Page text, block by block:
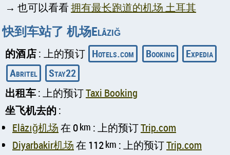
→ 也可以看看拥有最长跑道的机场 土耳其
快到车站了 机场Elâzığ
的酒店: 上的预订 Hotels.com Booking
Expedia
Abritel
Stay22
出租车: 上的预订Taxi Booking
坐飞机去的 :
Elâzığ机场在 0km : 上的预订Trip.com
Diyarbakir机场在 112km : 上的预订Trip.com